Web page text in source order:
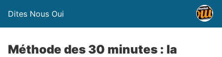
Dites Nous Oui
Méthode des 30 minutes : la